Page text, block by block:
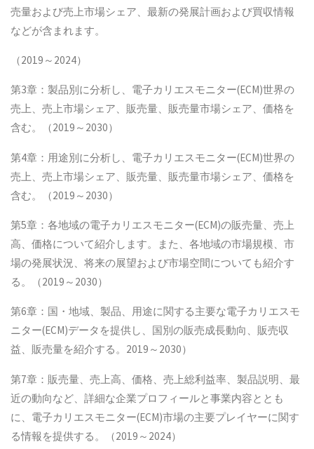
売量および売上市場シェア、最新の発展計画および買収情報
などが含まれます。
（2019～2024）
第3章：製品別に分析し、電子カリエスモニター(ECM)世界の
売上、売上市場シェア、販売量、販売量市場シェア、価格を
含む。（2019～2030）
第4章：用途別に分析し、電子カリエスモニター(ECM)世界の
売上、売上市場シェア、販売量、販売量市場シェア、価格を
含む。（2019～2030）
第5章：各地域の電子カリエスモニター(ECM)の販売量、売上
高、価格について紹介します。また、各地域の市場規模、市
場の発展状況、将来の展望および市場空間についても紹介す
る。（2019～2030）
第6章：国・地域、製品、用途に関する主要な電子カリエスモ
ニター(ECM)データを提供し、国別の販売成長動向、販売収
益、販売量を紹介する。2019～2030）
第7章：販売量、売上高、価格、売上総利益率、製品説明、最
近の動向など、詳細な企業プロフィールと事業内容ととも
に、電子カリエスモニター(ECM)市場の主要プレイヤーに関す
る情報を提供する。（2019～2024）